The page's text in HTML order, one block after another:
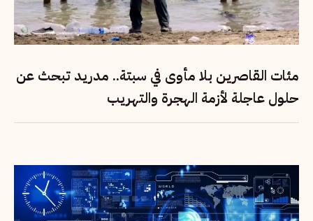
مئات القاصرين بلا مأوى في سبتة.. مدريد تبحث عن
حلول عاجلة لأزمة الهجرة والتهريب